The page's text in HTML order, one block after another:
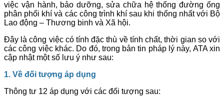
việc vận hành, bảo dưỡng, sửa chữa hệ thống đường ống
phân phối khí và các công trình khí sau khi thống nhất với Bộ
Lao động – Thương binh và Xã hội.
Đây là công việc có tính đặc thù về tính chất, thời gian so với
các công việc khác. Do đó, trong bản tin pháp lý này, ATA xin
cập nhật một số lưu ý như sau:
1. Về đối tượng áp dụng
Thông tư 12 áp dụng với các đối tượng sau: